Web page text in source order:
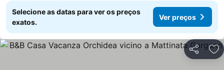
Selecione as datas para ver os preços
exatos.
Ver preços
Partilhar